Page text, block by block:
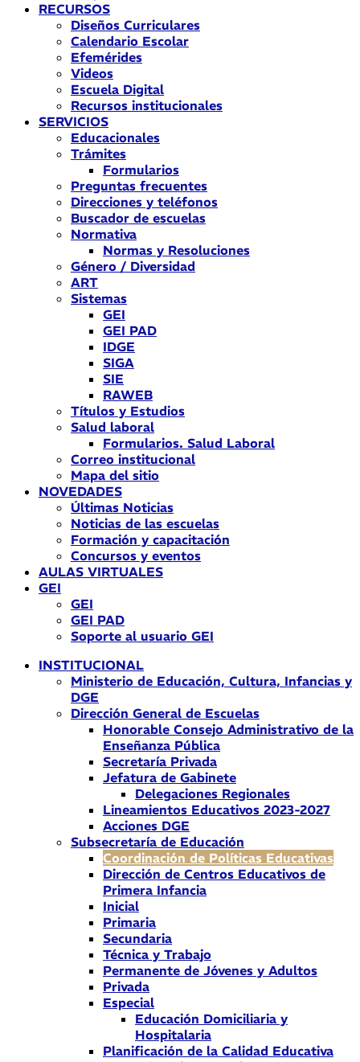
RECURSOS
Diseños Curriculares
Calendario Escolar
Efemérides
Videos
Escuela Digital
Recursos institucionales
SERVICIOS
Educacionales
Trámites
Formularios
Preguntas frecuentes
Direcciones y teléfonos
Buscador de escuelas
Normativa
Normas y Resoluciones
Género / Diversidad
ART
Sistemas
GEI
GEI PAD
IDGE
SIGA
SIE
RAWEB
Títulos y Estudios
Salud laboral
Formularios. Salud Laboral
Correo institucional
Mapa del sitio
NOVEDADES
Últimas Noticias
Noticias de las escuelas
Formación y capacitación
Concursos y eventos
AULAS VIRTUALES
GEI
GEI
GEI PAD
Soporte al usuario GEI
INSTITUCIONAL
Ministerio de Educación, Cultura, Infancias y
DGE
Dirección General de Escuelas
Honorable Consejo Administrativo de la
Enseñanza Pública
Secretaría Privada
Jefatura de Gabinete
Delegaciones Regionales
Lineamientos Educativos 2023-2027
Acciones DGE
Subsecretaría de Educación
Coordinación de Políticas Educativas
Dirección de Centros Educativos de
Primera Infancia
Inicial
Primaria
Secundaria
Técnica y Trabajo
Permanente de Jóvenes y Adultos
Privada
Especial
Educación Domiciliaria y
Hospitalaria
Planificación de la Calidad Educativa